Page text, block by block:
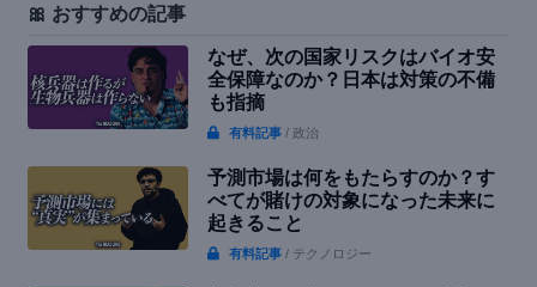
🎀 おすすめの記事
なぜ、次の国家リスクはバイオ安
全保障なのか？日本は対策の不備
も指摘
有料記事 / 政治
予測市場は何をもたらすのか？す
べてが賭けの対象になった未来に
起きること
有料記事 / テクノロジー